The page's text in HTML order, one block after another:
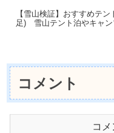
【雪山検証】おすすめテン
足) 雪山テント泊やキャン
コメント
コ